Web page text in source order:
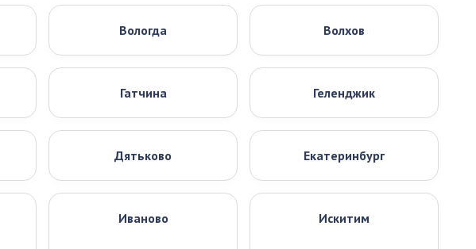
Вологда Волхов
Гатчина Геленджик
Дятьково Екатеринбург
Иваново Искитим